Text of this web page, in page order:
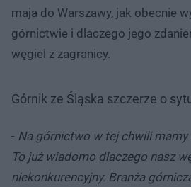
maja do Warszawy, jak obecnie
górnictwie i dlaczego jego
węgiel z zagranicy.
Górnik ze Śląska szczerze o
- Na górnictwo w tej chwili mamy
To już wiadomo dlaczego nasz
niekonkurencyjny. Branża